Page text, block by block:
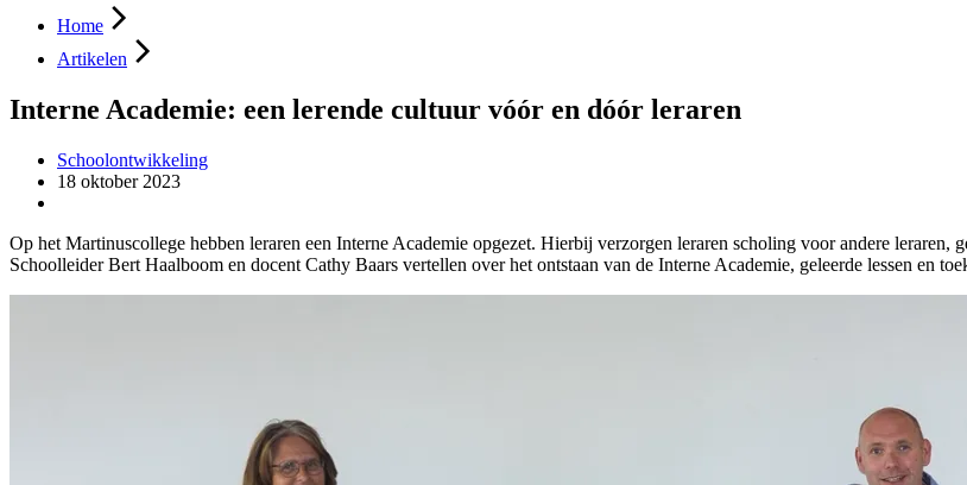
Home
Artikelen
Interne Academie: een lerende cultuur vóór en dóór leraren
Schoolontwikkeling
18 oktober 2023
Op het Martinuscollege hebben leraren een Interne Academie opgezet. Hierbij verzorgen leraren scholing voor andere leraren,
Schoolleider Bert Haalboom en docent Cathy Baars vertellen over het ontstaan van de Interne Academie, geleerde lessen en